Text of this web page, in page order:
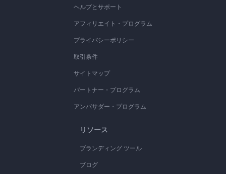
ヘルプとサポート
アフィリエイト・プログラム
プライバシーポリシー
取引条件
サイトマップ
パートナー・プログラム
アンバサダー・プログラム
リソース
ブランディング ツール
ブログ